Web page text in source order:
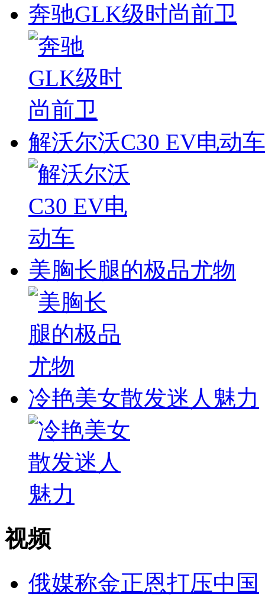
奔驰GLK级时尚前卫
解沃尔沃C30 EV电动车
美胸长腿的极品尤物
冷艳美女散发迷人魅力
视频
俄媒称金正恩打压中国